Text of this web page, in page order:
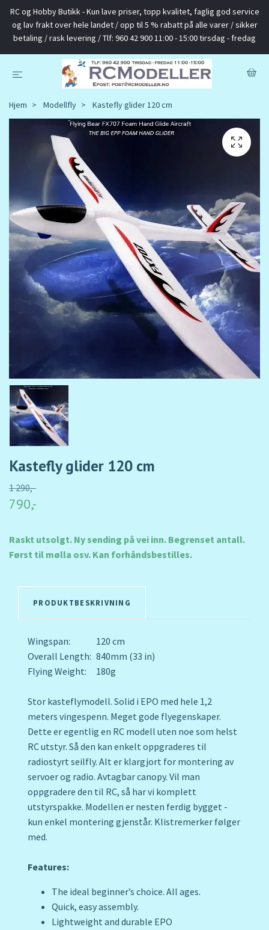
RC og Hobby Butikk - Kun lave priser, topp kvalitet, faglig god service
og lav frakt over hele landet / opp til 5 % rabatt på alle varer / sikker
betaling / rask levering / Tlf: 960 42 900 11:00 - 15:00 tirsdag - fredag
Hjem Modellfly Kastefly glider 120 cm
Kastefly glider 120 cm
1 290,-
790,-
Raskt utsolgt. Ny sending på vei inn. Begrenset antall.
Først til mølla osv. Kan forhåndsbestilles.
PRODUKTBESKRIVNING
Wingspan:
120 cm
Overall Length: 840mm (33 in)
Flying Weight:
180g
Stor kasteflymodell. Solid i EPO med hele 1,2
meters vingespenn. Meget gode flyegenskaper.
Dette er egentlig en RC modell uten noe som helst
RC utstyr. Så den kan enkelt oppgraderes til
radiostyrt seilfly. Alt er klargjort for montering av
servoer og radio. Avtagbar canopy. Vil man
oppgradere den til RC, så har vi komplett
utstyrspakke. Modellen er nesten ferdig bygget -
kun enkel montering gjenstår. Klistremerker følger
med.
Features:
The ideal beginner’s choice. All ages.
Quick, easy assembly.
Lightweight and durable EPO